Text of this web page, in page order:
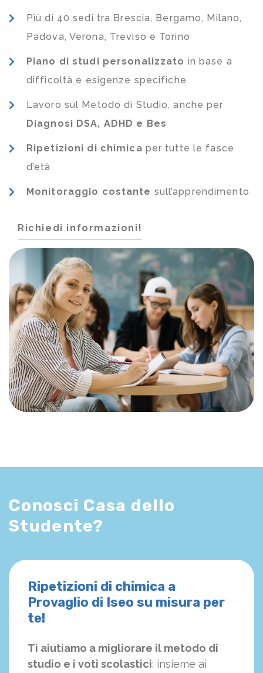
Più di 40 sedi tra Brescia, Bergamo, Milano,
Padova, Verona, Treviso e Torino
Piano di studi personalizzato in base a
difficoltà e esigenze specifiche
Lavoro sul Metodo di Studio, anche per
Diagnosi DSA, ADHD e Bes
Ripetizioni di chimica per tutte le fasce
d’età
Monitoraggio costante sull’apprendimento
Richiedi informazioni!
Conosci Casa dello
Studente?
Ripetizioni di chimica a
Provaglio di Iseo su misura per
te!
Ti aiutiamo a migliorare il metodo di
studio e i voti scolastici: insieme ai